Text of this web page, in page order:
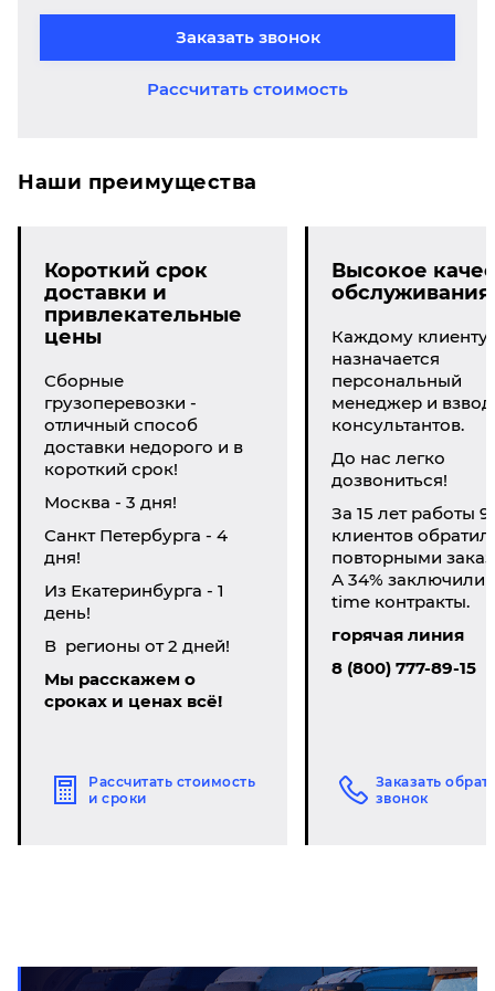
Заказать звонок
Рассчитать стоимость
Наши преимущества
Короткий срок
доставки и
привлекательные
цены
Сборные
грузоперевозки -
отличный способ
доставки недорого и в
короткий срок!
Москва - 3 дня!
Санкт Петербурга - 4
дня!
Из Екатеринбурга - 1
день!
В регионы от 2 дней!
Мы расскажем о
сроках и ценах всё!
Рассчитать стоимость
и сроки
Высокое
обслуживания
Каждому клиенту
назначается
персональный
менеджер и взвод
консультантов.
До нас легко
дозвониться!
За 15 лет работы
клиентов
повторными
А 34% заключили
time контракты.
горячая линия
8 (800) 777-89-15
Заказать
звонок